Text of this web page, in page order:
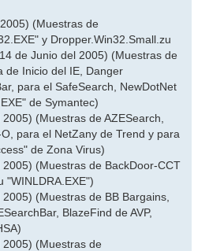
(Muestras de
y Dropper.Win32.Small.zu
de Junio del 2005) (Muestras de
de Inicio del IE, Danger
para el SafeSearch, NewDotNet
de Symantec)
(Muestras de AZESearch,
para el NetZany de Trend y para
de Zona Virus)
(Muestras de BackDoor-CCT
"WINLDRA.EXE")
(Muestras de BB Bargains,
BlazeFind de AVP,
2005) (Muestras de